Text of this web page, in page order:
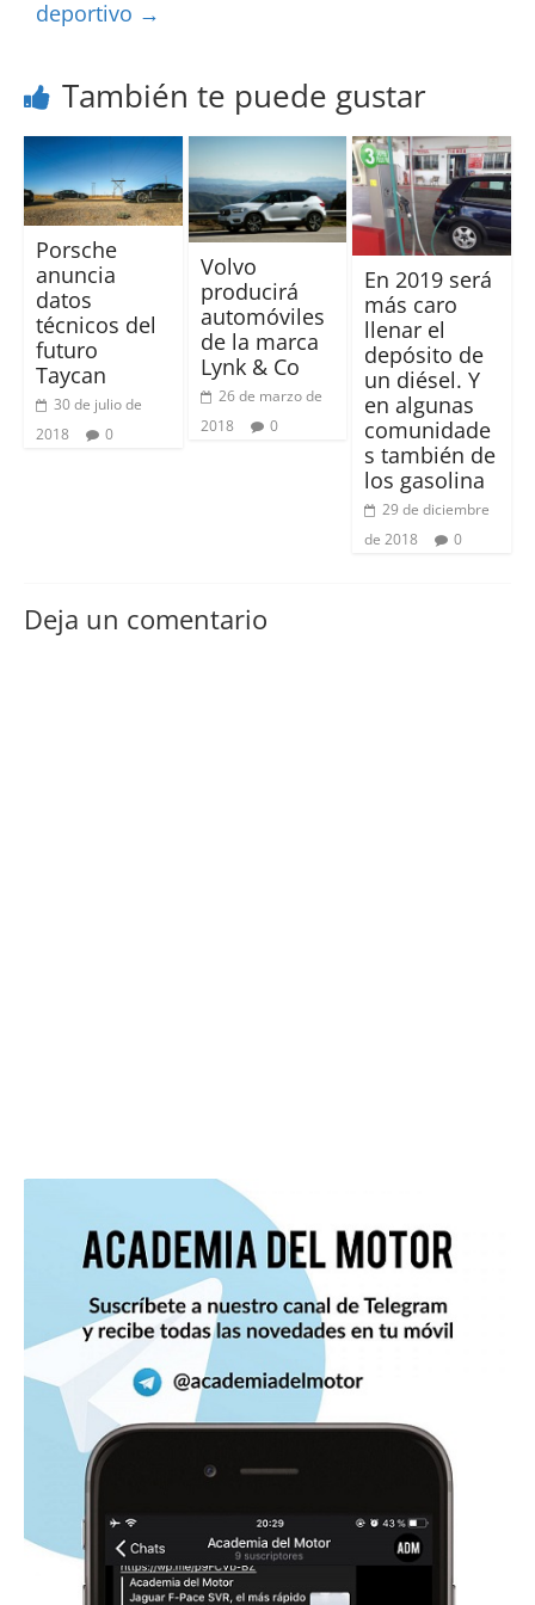
deportivo →
También te puede gustar
Porsche
anuncia
datos
técnicos del
futuro
Taycan
30 de julio de
2018
0
Volvo
producirá
automóviles
de la marca
Lynk & Co
26 de marzo de
2018
0
En 2019 será
más caro
llenar el
depósito de
un diésel. Y
en algunas
comunidade
s también de
los gasolina
29 de diciembre
de 2018
0
Deja un comentario